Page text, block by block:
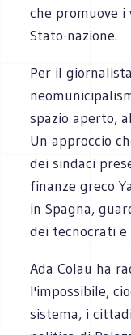
che promuove
Stato-nazione.
Per il
spazio aperto,
Un approccio
dei sindaci
finanze greco
in Spagna,
dei tecnocrati
Ada Colau ha
l'impossibile,
sistema, i